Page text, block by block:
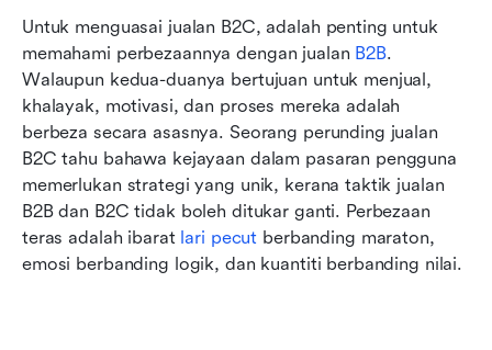
Untuk menguasai jualan B2C, adalah penting untuk
memahami perbezaannya dengan jualan B2B.
Walaupun kedua-duanya bertujuan untuk menjual,
khalayak, motivasi, dan proses mereka adalah
berbeza secara asasnya. Seorang perunding jualan
B2C tahu bahawa kejayaan dalam pasaran pengguna
memerlukan strategi yang unik, kerana taktik jualan
B2B dan B2C tidak boleh ditukar ganti. Perbezaan
teras adalah ibarat lari pecut berbanding maraton,
emosi berbanding logik, dan kuantiti berbanding nilai.